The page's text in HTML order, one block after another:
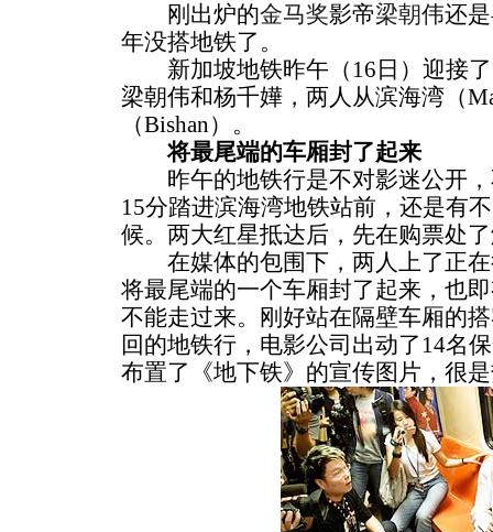
刚出炉的金马奖影帝梁朝伟还
年没搭地铁了。
新加坡地铁昨午（16日）迎接了
梁朝伟和杨千嬅，两人从滨海湾（
（Bishan）。
将最尾端的车厢封了起来
昨午的地铁行是不对影迷公开，
15分踏进滨海湾地铁站前，还是有
候。两大红星抵达后，先在购票处
在媒体的包围下，两人上了正在
将最尾端的一个车厢封了起来，也
不能走过来。刚好站在隔壁车厢的
回的地铁行，电影公司出动了14名
布置了《地下铁》的宣传图片，很